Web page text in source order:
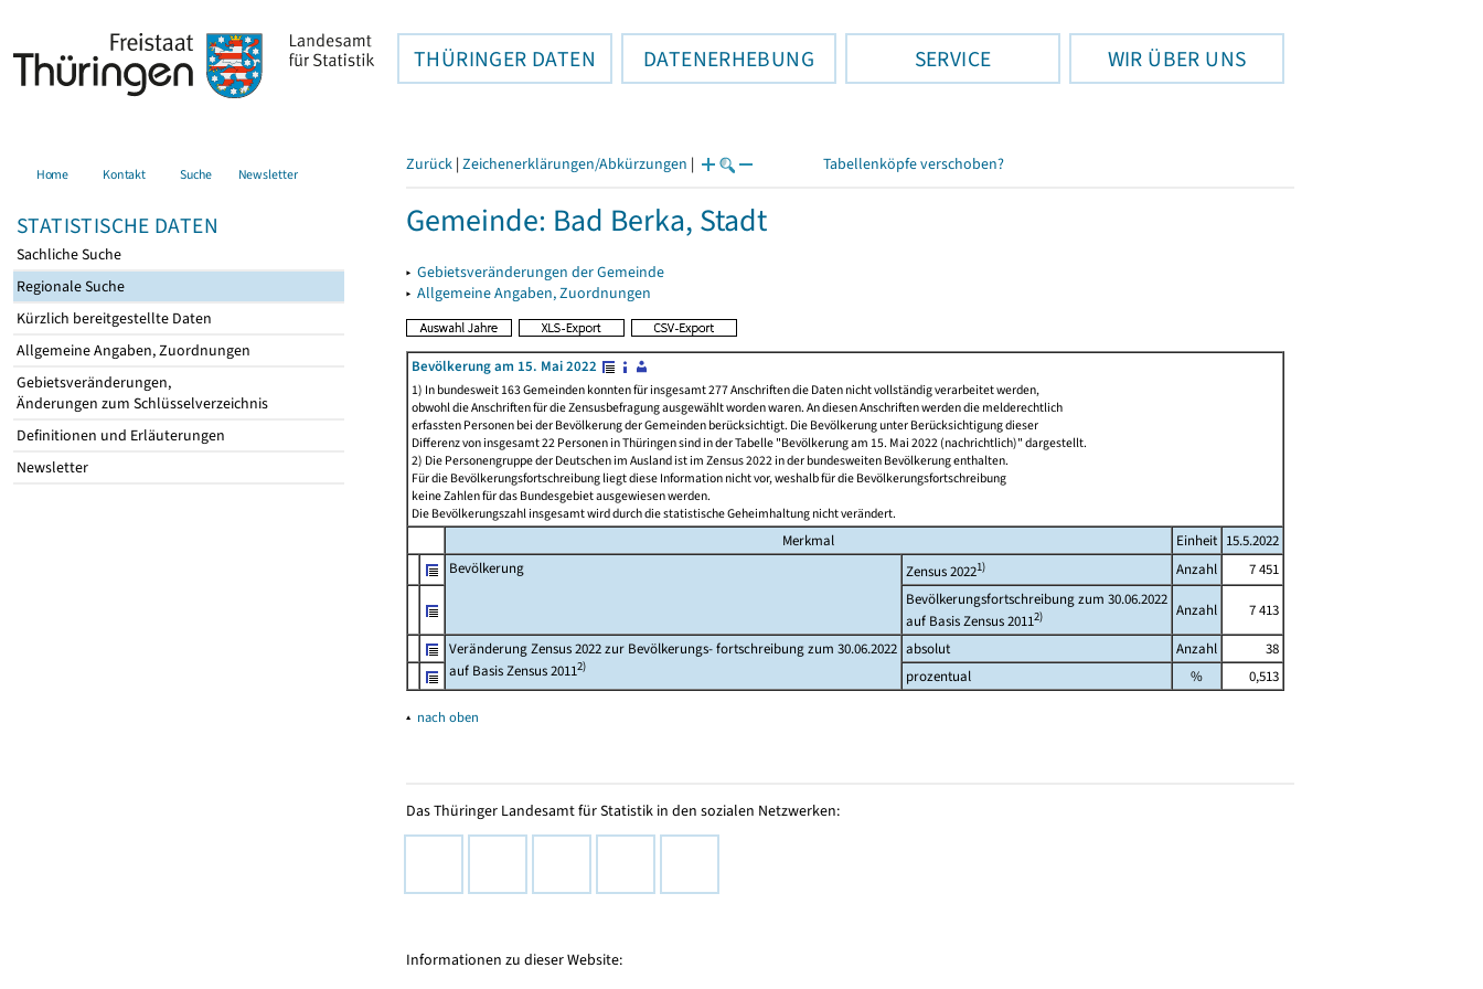
THÜRINGER DATEN DATENERHEBUNG SERVICE WIR ÜBER UNS
Home Kontakt Suche Newsletter
STATISTISCHE DATEN
Sachliche Suche
Regionale Suche
Kürzlich bereitgestellte Daten
Allgemeine Angaben, Zuordnungen
Gebietsveränderungen,
Änderungen zum Schlüsselverzeichnis
Definitionen und Erläuterungen
Newsletter
Zurück | Zeichenerklärungen/Abkürzungen | Tabellenköpfe verschoben?
Gemeinde: Bad Berka, Stadt
▸ Gebietsveränderungen der Gemeinde
▸ Allgemeine Angaben, Zuordnungen
Bevölkerung am 15. Mai 2022
1) In bundesweit 163 Gemeinden konnten für insgesamt 277 Anschriften die Daten nicht vollständig verarbeitet werden,
obwohl die Anschriften für die Zensusbefragung ausgewählt worden waren. An diesen Anschriften werden die melderechtlich
erfassten Personen bei der Bevölkerung der Gemeinden berücksichtigt. Die Bevölkerung unter Berücksichtigung dieser
Differenz von insgesamt 22 Personen in Thüringen sind in der Tabelle "Bevölkerung am 15. Mai 2022 (nachrichtlich)" dargestellt.
2) Die Personengruppe der Deutschen im Ausland ist im Zensus 2022 in der bundesweiten Bevölkerung enthalten.
Für die Bevölkerungsfortschreibung liegt diese Information nicht vor, weshalb für die Bevölkerungsfortschreibung
keine Zahlen für das Bundesgebiet ausgewiesen werden.
Die Bevölkerungszahl insgesamt wird durch die statistische Geheimhaltung nicht verändert.
Merkmal Einheit 15.5.2022
Bevölkerung
Zensus 20221) Anzahl
7 451
Bevölkerungsfortschreibung zum 30.06.2022
auf Basis Zensus 20112) Anzahl 7 413
Veränderung Zensus 2022 zur Bevölkerungs- fortschreibung zum 30.06.2022
auf Basis Zensus 20112)
absolut Anzahl
38
prozentual
% 0,513
▴ nach oben
Das Thüringer Landesamt für Statistik in den sozialen Netzwerken:
Informationen zu dieser Website: